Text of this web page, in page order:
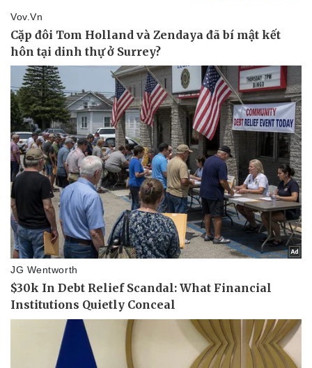
Pháp luật
Vụ án
Tin nóng
Tư vấn luật
Quân sự - Quốc phòng
Vũ khí
Việt Nam
Phân tích